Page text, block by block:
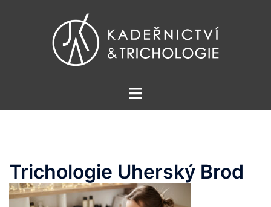
Toggle
Trichologie Uherský Brod